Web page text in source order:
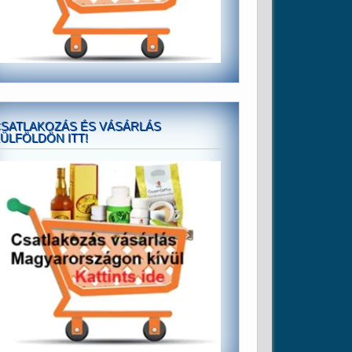
ÉS VÁSÁRLÁS
ITT!